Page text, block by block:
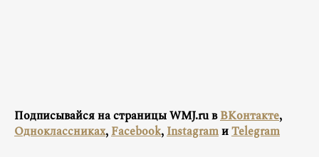
Подписывайся на страницы WMJ.ru вВКонтакте,
Одноклассниках,Facebook,InstagramиTelegram